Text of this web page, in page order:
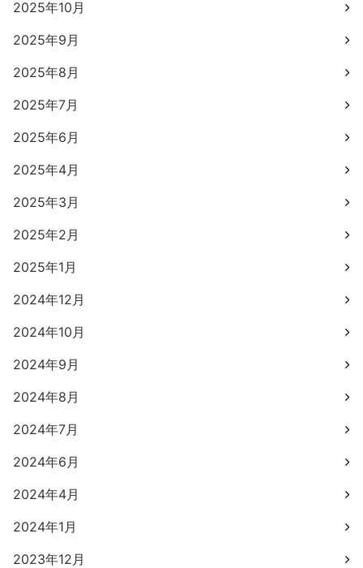
2025年10月
2025年9月
2025年8月
2025年7月
2025年6月
2025年4月
2025年3月
2025年2月
2025年1月
2024年12月
2024年10月
2024年9月
2024年8月
2024年7月
2024年6月
2024年4月
2024年1月
2023年12月